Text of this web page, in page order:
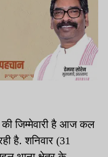
जिम्मेवारी है आज कल
है. शनिवार (31